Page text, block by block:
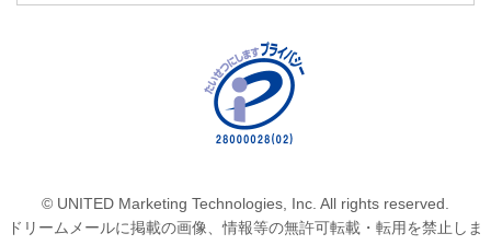
© UNITED Marketing Technologies, Inc. All rights reserved.
ドリームメールに掲載の画像、情報等の無許可転載・転用を禁止しま